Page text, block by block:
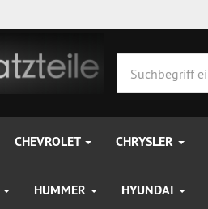
CHEVROLET CHRYSLER
HUMMER HYUNDAI